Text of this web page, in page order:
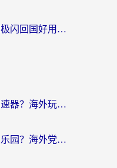
海外党避坑指南：斧牛和极闪回国好用吗？选对加速器才能无缝刷剧玩游戏
苹果打永劫无间用什么加速器？海外玩家亲测有效的国服游戏加速指南
比利时怎么玩汤姆猫水上乐园？海外党国服游戏加速终极指南（附无畏契约食之契约解决办法）